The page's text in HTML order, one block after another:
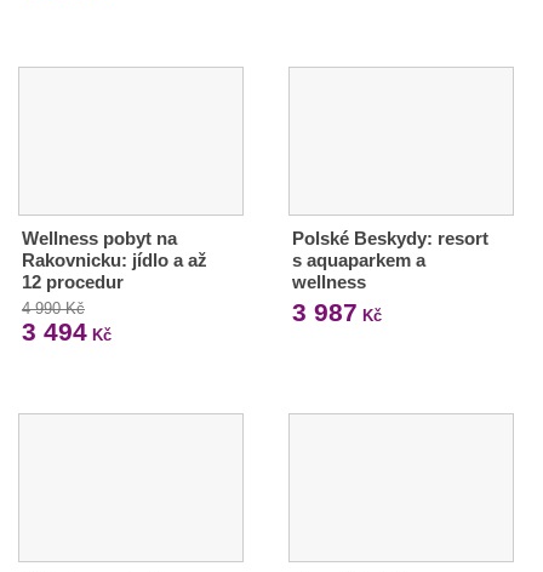
Wellness pobyt na
Rakovnicku: jídlo a až
12 procedur
4 990 Kč
3 494 Kč
Polské Beskydy: resort
s aquaparkem a
wellness
3 987 Kč